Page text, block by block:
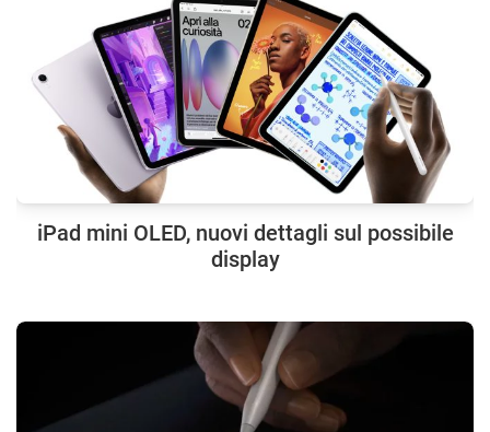
iPad mini OLED, nuovi dettagli sul possibile
display